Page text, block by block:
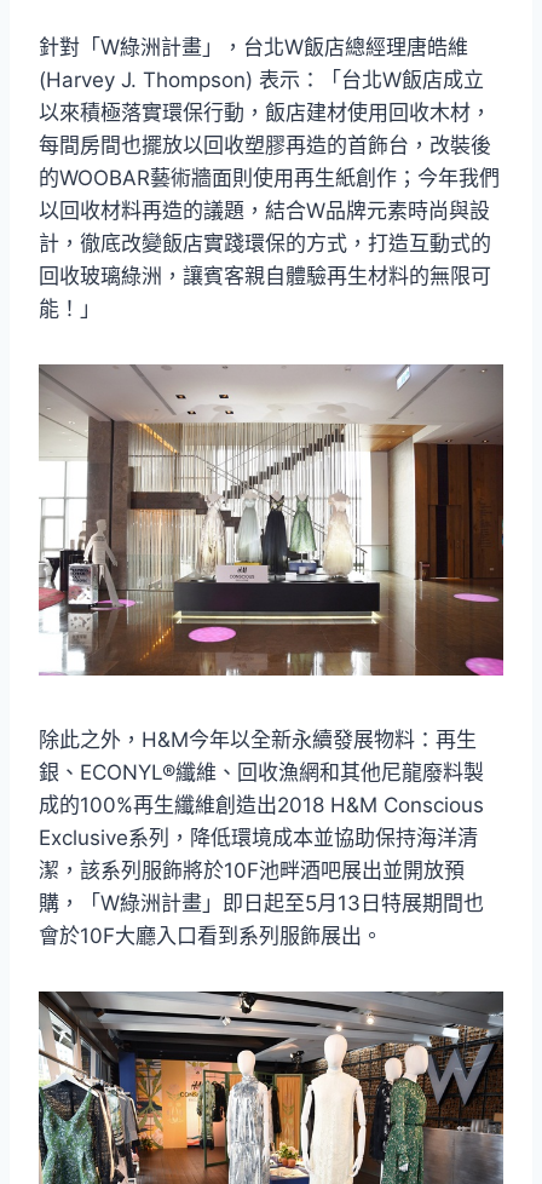
針對「W綠洲計畫」，台北W飯店總經理唐皓維
(Harvey J. Thompson) 表示：「台北W飯店成立
以來積極落實環保行動，飯店建材使用回收木材，
每間房間也擺放以回收塑膠再造的首飾台，改裝後
的WOOBAR藝術牆面則使用再生紙創作；今年我們
以回收材料再造的議題，結合W品牌元素時尚與設
計，徹底改變飯店實踐環保的方式，打造互動式的
回收玻璃綠洲，讓賓客親自體驗再生材料的無限可
能！」
除此之外，H&M今年以全新永續發展物料：再生
銀、ECONYL®纖維、回收漁網和其他尼龍廢料製
成的100%再生纖維創造出2018 H&M Conscious
Exclusive系列，降低環境成本並協助保持海洋清
潔，該系列服飾將於10F池畔酒吧展出並開放預
購，「W綠洲計畫」即日起至5月13日特展期間也
會於10F大廳入口看到系列服飾展出。